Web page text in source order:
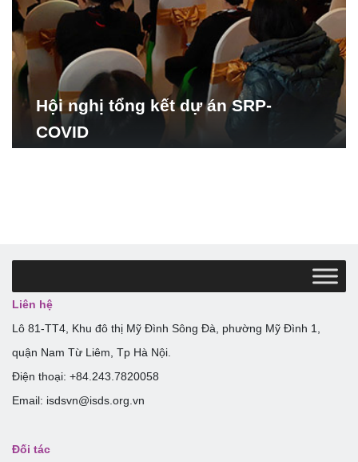
Hội nghị tổng kết dự án SRP-
COVID
Liên hệ
Lô 81-TT4, Khu đô thị Mỹ Đình Sông Đà, phường Mỹ Đình 1,
quận Nam Từ Liêm, Tp Hà Nội.
Điện thoại: +84.243.7820058
Email: isdsvn@isds.org.vn
Đối tác